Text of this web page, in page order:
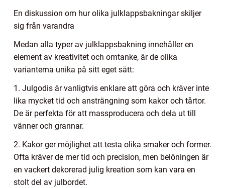
En diskussion om hur olika julklappsbakningar skiljer
sig från varandra
Medan alla typer av julklappsbakning innehåller en
element av kreativitet och omtanke, är de olika
varianterna unika på sitt eget sätt:
1. Julgodis är vanligtvis enklare att göra och kräver inte
lika mycket tid och ansträngning som kakor och tårtor.
De är perfekta för att massproducera och dela ut till
vänner och grannar.
2. Kakor ger möjlighet att testa olika smaker och former.
Ofta kräver de mer tid och precision, men belöningen är
en vackert dekorerad julig kreation som kan vara en
stolt del av julbordet.